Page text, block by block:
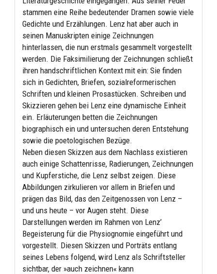
stammen eine Reihe bedeutender Dramen sowie viele
Gedichte und Erzählungen. Lenz hat aber auch in
seinen Manuskripten einige Zeichnungen
hinterlassen, die nun erstmals gesammelt vorgestellt
werden. Die Faksimilierung der Zeichnungen schließt
ihren handschriftlichen Kontext mit ein: Sie finden
sich in Gedichten, Briefen, sozialreformerischen
Schriften und kleinen Prosastücken. Schreiben und
Skizzieren gehen bei Lenz eine dynamische Einheit
ein. Erläuterungen betten die Zeichnungen
biographisch ein und untersuchen deren Entstehung
sowie die poetologischen Bezüge.
Neben diesen Skizzen aus dem Nachlass existieren
auch einige Schattenrisse, Radierungen, Zeichnungen
und Kupferstiche, die Lenz selbst zeigen. Diese
Abbildungen zirkulieren vor allem in Briefen und
prägen das Bild, das den Zeitgenossen von Lenz –
und uns heute – vor Augen steht. Diese
Darstellungen werden im Rahmen von Lenz’
Begeisterung für die Physiognomie eingeführt und
vorgestellt. Diesen Skizzen und Porträts entlang
seines Lebens folgend, wird Lenz als Schriftsteller
sichtbar, der »auch zeichnen« kann